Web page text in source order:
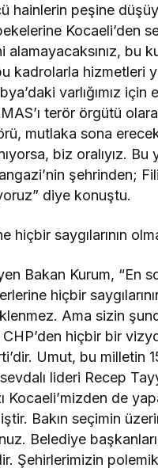
hainlerin peşine
Kocaeli’den
alamayacaksınız, bu
kadrolarla hizmetleri
varlığımız
terör örgütü
mutlaka sona
biz oralıyız.
şehrinden;
diye konuştu.
saygılarının
Bakan Kurum, “En
hiçbir
Ama sizin
hiçbir bir
Umut, bu milletin
lideri Recep
Kocaeli’mizden de
Bakın seçimin
Belediye
Şehirlerimizin
Katil zanlısına
cezası